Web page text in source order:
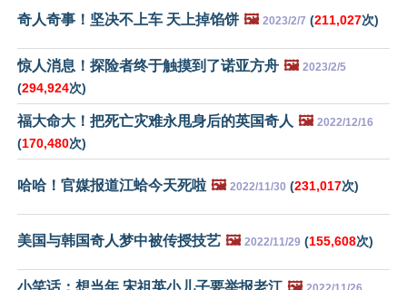
奇人奇事！坚决不上车 天上掉馅饼 🖼️ 2023/2/7 (211,027次)
惊人消息！探险者终于触摸到了诺亚方舟 🖼️ 2023/2/5
(294,924次)
福大命大！把死亡灾难永甩身后的英国奇人 🖼️ 2022/12/16
(170,480次)
哈哈！官媒报道江蛤今天死啦 🖼️ 2022/11/30 (231,017次)
美国与韩国奇人梦中被传授技艺 🖼️ 2022/11/29 (155,608次)
小笑话：想当年 宋祖英小儿子要举报老江 🖼️